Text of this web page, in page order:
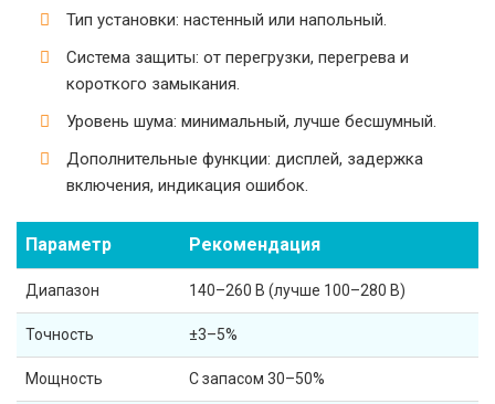
Тип установки: настенный или напольный.
Система защиты: от перегрузки, перегрева и
короткого замыкания.
Уровень шума: минимальный, лучше бесшумный.
Дополнительные функции: дисплей, задержка
включения, индикация ошибок.
Параметр Рекомендация
Диапазон 140–260 В (лучше 100–280 В)
Точность ±3–5%
Мощность С запасом 30–50%